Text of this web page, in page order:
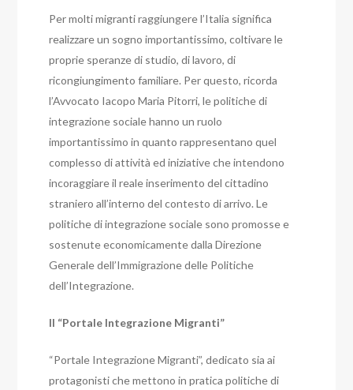
Per molti migranti raggiungere l’Italia significa
realizzare un sogno importantissimo, coltivare le
proprie speranze di studio, di lavoro, di
ricongiungimento familiare. Per questo, ricorda
l’Avvocato Iacopo Maria Pitorri, le politiche di
integrazione sociale hanno un ruolo
importantissimo in quanto rappresentano quel
complesso di attività ed iniziative che intendono
incoraggiare il reale inserimento del cittadino
straniero all’interno del contesto di arrivo. Le
politiche di integrazione sociale sono promosse e
sostenute economicamente dalla Direzione
Generale dell’Immigrazione delle Politiche
dell’Integrazione.
Il “Portale Integrazione Migranti”
“Portale Integrazione Migranti”, dedicato sia ai
protagonisti che mettono in pratica politiche di